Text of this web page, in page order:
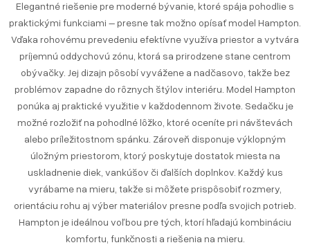
Elegantné riešenie pre moderné bývanie, ktoré spája pohodlie s
praktickými funkciami – presne tak možno opísať model Hampton.
Vďaka rohovému prevedeniu efektívne využíva priestor a vytvára
príjemnú oddychovú zónu, ktorá sa prirodzene stane centrom
obývačky. Jej dizajn pôsobí vyvážene a nadčasovo, takže bez
problémov zapadne do rôznych štýlov interiéru. Model Hampton
ponúka aj praktické využitie v každodennom živote. Sedačku je
možné rozložiť na pohodlné lôžko, ktoré oceníte pri návštevách
alebo príležitostnom spánku. Zároveň disponuje výklopným
úložným priestorom, ktorý poskytuje dostatok miesta na
uskladnenie diek, vankúšov či ďalších doplnkov. Každý kus
vyrábame na mieru, takže si môžete prispôsobiť rozmery,
orientáciu rohu aj výber materiálov presne podľa svojich potrieb.
Hampton je ideálnou voľbou pre tých, ktorí hľadajú kombináciu
komfortu, funkčnosti a riešenia na mieru.